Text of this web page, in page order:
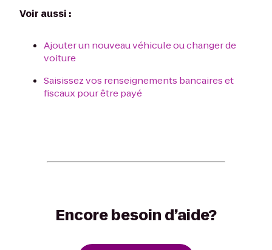
Voir aussi :
Ajouter un nouveau véhicule ou changer de
voiture
Saisissez vos renseignements bancaires et
fiscaux pour être payé
Encore besoin d’aide?